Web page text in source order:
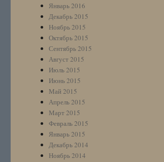
Январь 2016
Декабрь 2015
Ноябрь 2015
Октябрь 2015
Сентябрь 2015
Август 2015
Июль 2015
Июнь 2015
Май 2015
Апрель 2015
Март 2015
Февраль 2015
Январь 2015
Декабрь 2014
Ноябрь 2014